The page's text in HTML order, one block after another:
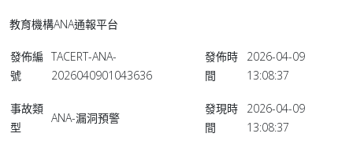
教育機構ANA通報平台
發佈編
號
TACERT-ANA-
2026040901043636
發佈時
間
2026-04-09
13:08:37
事故類
型
ANA-漏洞預警
發現時
間
2026-04-09
13:08:37